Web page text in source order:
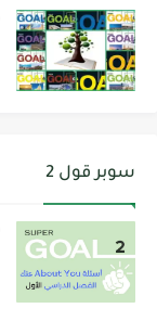
سوبر قول 2